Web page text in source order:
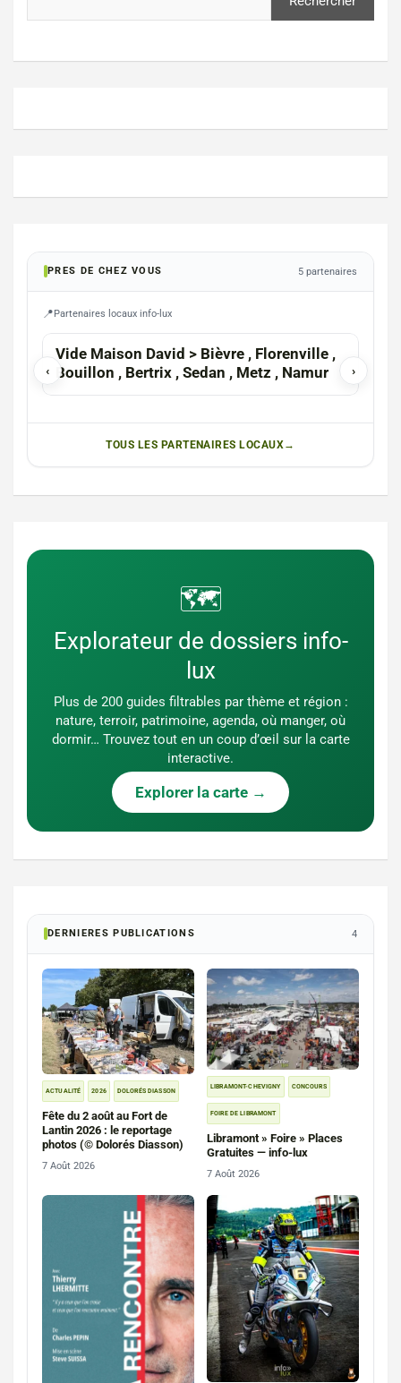
PRES DE CHEZ VOUS 5 partenaires
Partenaires locaux info-lux
‹ ›
Vide Maison David > Bièvre , Florenville ,
Bouillon , Bertrix , Sedan , Metz , Namur
TOUS LES PARTENAIRES LOCAUX
🗺️
Explorateur de dossiers info-
lux
Plus de 200 guides filtrables par thème et région :
nature, terroir, patrimoine, agenda, où manger, où
dormir… Trouvez tout en un coup d’œil sur la carte
interactive.
Explorer la carte →
DERNIERES PUBLICATIONS 4
ACTUALITÉ 2026 DOLORÉS DIASSON
Fête du 2 août au Fort de
Lantin 2026 : le reportage
photos (© Dolorés Diasson)
7 Août 2026
LIBRAMONT-CHEVIGNY CONCOURS
FOIRE DE LIBRAMONT
Libramont » Foire » Places
Gratuites — info-lux
7 Août 2026